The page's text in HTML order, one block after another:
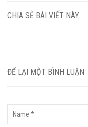
CHIA SẺ BÀI VIẾT NÀY
ĐỂ LẠI MỘT BÌNH LUẬN